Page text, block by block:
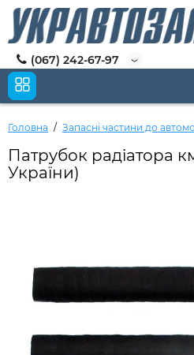
(067) 242-67-97
Головна Запасні частини до
Патрубок радіатора
України)